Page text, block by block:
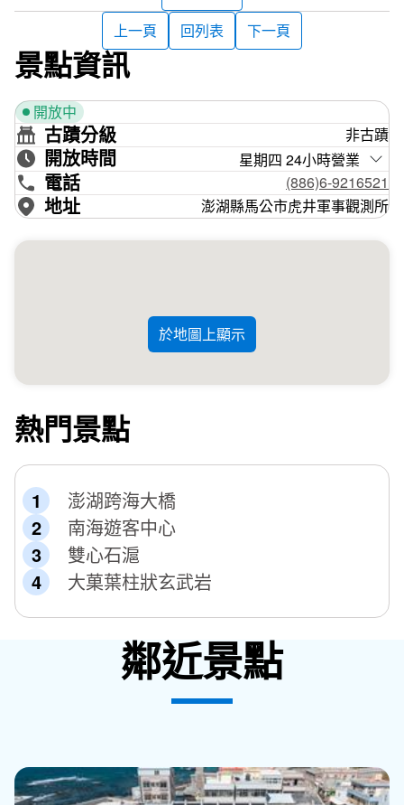
虎井軍事觀測所設有二個出入口，分別位在呈南北走向的通
道兩端。地下坑道採用鋼筋混凝土結構，長約42公尺，寬
約20公尺，狹長型的空間以通道分隔，兩側分別設有兵
入，而南端出口處則有一小平台，可以架設望遠鏡，用來監
視海上軍情，是當時作為重要的軍事據點之一。
上一頁
回列表 下一頁
景點資訊
開放中
古蹟分級 非古蹟
開放時間 星期四 24小時營業
電話 (886)6-9216521
地址 澎湖縣馬公市虎井軍事觀測所
於地圖上顯示
熱門景點
澎湖跨海大橋
南海遊客中心
雙心石滬
大菓葉柱狀玄武岩
鄰近景點